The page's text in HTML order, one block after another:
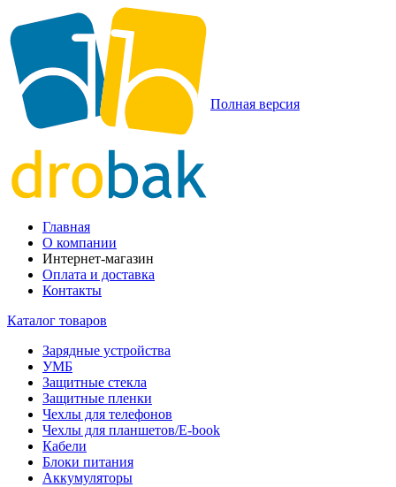
Полная версия
Главная
О компании
Интернет-магазин
Оплата и доставка
Контакты
Каталог товаров
Зарядные устройства
УМБ
Защитные стекла
Защитные пленки
Чехлы для телефонов
Чехлы для планшетов/E-book
Кабели
Блоки питания
Аккумуляторы